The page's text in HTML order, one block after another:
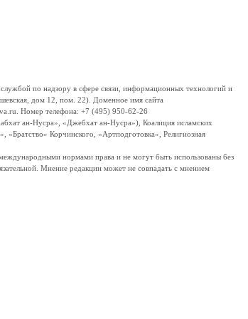
по надзору в сфере связи, информационных технологий и
дом 12, пом. 22). Доменное имя сайта
Номер телефона: +7 (495) 950-62-26
ан-Нусра», «Джебхат ан-Нусра»), Коалиция исламских
Корчинского, «Артподготовка», Религиозная
нормами права и не могут быть использованы без
Мнение редакции может не совпадать с мнением